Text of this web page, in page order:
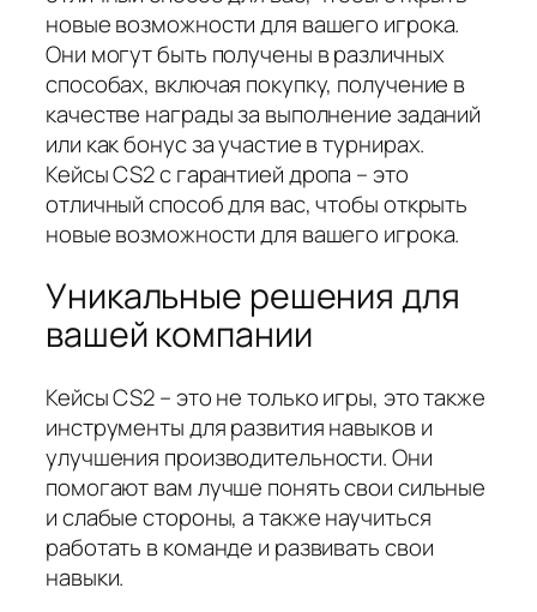
новые возможности для вашего игрока.
Они могут быть получены в различных
способах, включая покупку, получение в
качестве награды за выполнение заданий
или как бонус за участие в турнирах.
Кейсы CS2 с гарантией дропа – это
отличный способ для вас, чтобы открыть
новые возможности для вашего игрока.
Уникальные решения для
вашей компании
Кейсы CS2 – это не только игры, это также
инструменты для развития навыков и
улучшения производительности. Они
помогают вам лучше понять свои сильные
и слабые стороны, а также научиться
работать в команде и развивать свои
навыки.